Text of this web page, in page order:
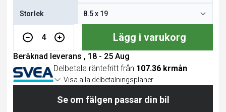
Storlek
4 Lägg i varukorg
Beräknad leverans , 18 - 25 Aug
Delbetala räntefritt från 107.36 krmån
Visa alla delbetalningsplaner
Se om fälgen passar din bil